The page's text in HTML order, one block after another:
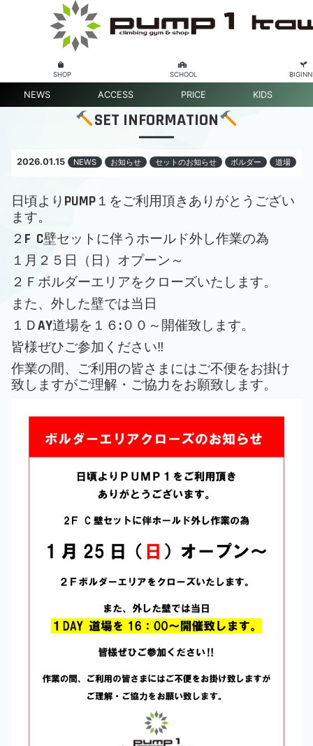
SHOP SCHOOL
NEWS ACCESS PRICE KIDS
SET INFORMATION
2026.01.15 NEWS お知らせ セットのお知らせ ボルダー 道場
日頃よりPUMP１をご利用頂きありがとうござい
ます。
２F C壁セットに伴うホールド外し作業の為
１月２５日（日）オプーン～
２Ｆボルダーエリアをクローズいたします。
また、外した壁では当日
１ＤAY道場を１６:００～開催致します。
皆様ぜひご参加ください‼
作業の間、ご利用の皆さまにはご不便をお掛け
致しますがご理解・ご協力をお願致します。